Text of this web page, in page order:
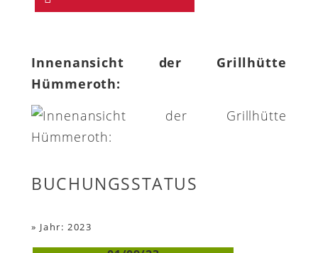
Innenansicht der Grillhütte
Hümmeroth:
BUCHUNGSSTATUS
» Jahr: 2023